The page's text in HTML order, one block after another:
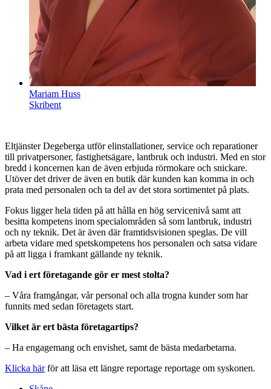
Mariam Huss
Skribent
Eltjänster Degeberga utför elinstallationer, service och reparationer
till privatpersoner, fastighetsägare, lantbruk och industri. Med en stor
bredd i koncernen kan de även erbjuda rörmokare och snickare.
Utöver det driver de även en butik där kunden kan komma in och
prata med personalen och ta del av det stora sortimentet på plats.
Fokus ligger hela tiden på att hålla en hög servicenivå samt att
besitta kompetens inom specialområden så som lantbruk, industri
och ny teknik. Det är även där framtidsvisionen speglas. De vill
arbeta vidare med spetskompetens hos personalen och satsa vidare
på att ligga i framkant gällande ny teknik.
Vad i ert företagande gör er mest stolta?
– Våra framgångar, vår personal och alla trogna kunder som har
funnits med sedan företagets start.
Vilket är ert bästa företagartips?
– Ha engagemang och envishet, samt de bästa medarbetarna.
Klicka härför att läsa ett längre reportage reportage om syskonen.